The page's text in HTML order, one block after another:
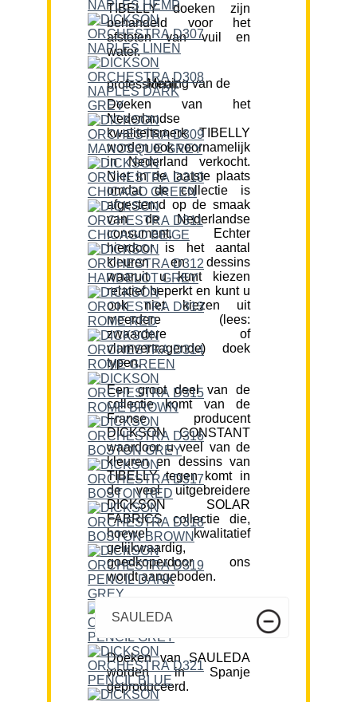
TIBELLY doeken zijn
behandeld voor het
afstoten van vuil en
water.
Mening van de professional:
Doeken van het
Nederlandse
kwaliteitsmerk TIBELLY
worden ook voornamelijk
in Nederland verkocht.
Niet in de laatste plaats
omdat de collectie is
afgestemd op de smaak
van de Nederlandse
consument. Echter
hierdoor is het aantal
kleuren en dessins
waaruit u kunt kiezen
relatief beperkt en kunt u
ook niet kiezen uit
meerdere (lees:
zwaardere of
vlamvertragende) doek
typen.
Een groot deel van de
collectie komt van de
Franse producent
DICKSON CONSTANT
waardoor u veel van de
kleuren en dessins van
TIBELLY tegen komt in
de veel uitgebreidere
DICKSON SOLAR
FABRICS collectie die,
hoewel kwalitatief
gelijkwaardig,
goedkoperdoor ons
wordt aangeboden.
SAULEDA
Doeken van SAULEDA
worden in Spanje
geproduceerd.